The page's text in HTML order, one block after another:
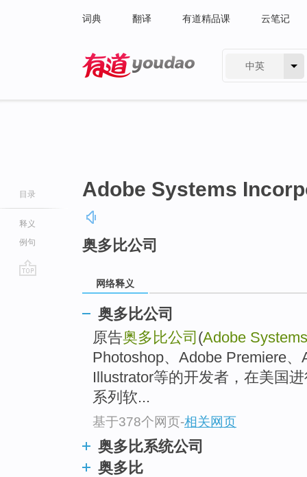
词典 翻译 有道精品课 云笔记
中英
目录
释义
例句
Adobe Systems
奥多比公司
网络释义
奥多比公司
原告奥多比公司 (Adobe
Photoshop、Adobe Premiere
Illustrator等的开发者，在美国
系列软...
基于378个网页-相关网页
奥多比系统公司
奥多比